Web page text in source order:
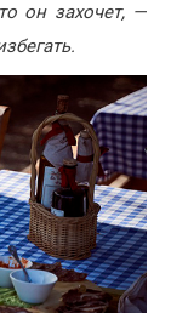
он захочет, —